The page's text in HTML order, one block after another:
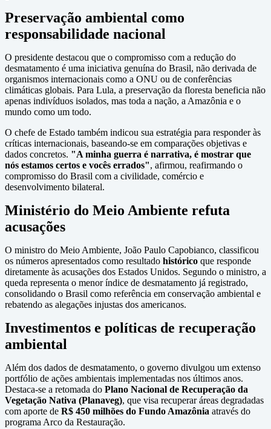
Preservação ambiental como
responsabilidade nacional
O presidente destacou que o compromisso com a redução do
desmatamento é uma iniciativa genuína do Brasil, não derivada de
organismos internacionais como a ONU ou de conferências
climáticas globais. Para Lula, a preservação da floresta beneficia não
apenas indivíduos isolados, mas toda a nação, a Amazônia e o
mundo como um todo.
O chefe de Estado também indicou sua estratégia para responder às
críticas internacionais, baseando-se em comparações objetivas e
dados concretos. "A minha guerra é narrativa, é mostrar que
nós estamos certos e vocês errados", afirmou, reafirmando o
compromisso do Brasil com a civilidade, comércio e
desenvolvimento bilateral.
Ministério do Meio Ambiente refuta
acusações
O ministro do Meio Ambiente, João Paulo Capobianco, classificou
os números apresentados como resultado histórico que responde
diretamente às acusações dos Estados Unidos. Segundo o ministro, a
queda representa o menor índice de desmatamento já registrado,
consolidando o Brasil como referência em conservação ambiental e
rebatendo as alegações injustas dos americanos.
Investimentos e políticas de recuperação
ambiental
Além dos dados de desmatamento, o governo divulgou um extenso
portfólio de ações ambientais implementadas nos últimos anos.
Destaca-se a retomada do Plano Nacional de Recuperação da
Vegetação Nativa (Planaveg), que visa recuperar áreas degradadas
com aporte de R$ 450 milhões do Fundo Amazônia através do
programa Arco da Restauração.